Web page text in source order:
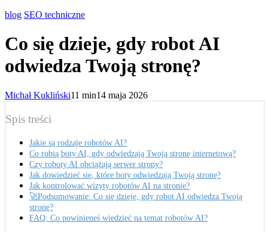
blog SEO techniczne
Co się dzieje, gdy robot AI
odwiedza Twoją stronę?
Michał Kukliński11 min14 maja 2026
Spis treści
Jakie są rodzaje robotów AI?
Co robią boty AI, gdy odwiedzają Twoją stronę internetową?
Czy roboty AI obciążają serwer strony?
Jak dowiedzieć się, które boty odwiedzają Twoją stronę?
Jak kontrolować wizyty robotów AI na stronie?
🚀Podsumowanie: Co się dzieje, gdy robot AI odwiedza Twoją
stronę?
FAQ: Co powinieneś wiedzieć na temat robotów AI?